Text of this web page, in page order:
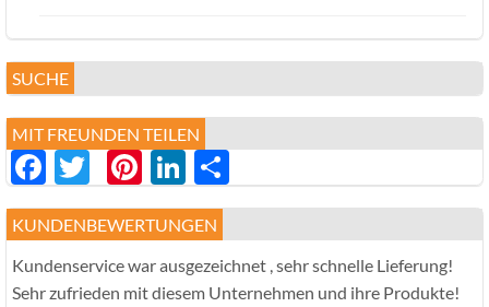
SUCHE
MIT FREUNDEN TEILEN
Facebook
Twitter
Pinterest
LinkedIn
享
KUNDENBEWERTUNGEN
Kundenservice war ausgezeichnet , sehr schnelle Lieferung!
Sehr zufrieden mit diesem Unternehmen und ihre Produkte!